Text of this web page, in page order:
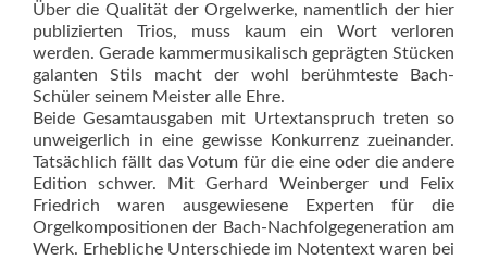
Über die Qualität der Orgelwerke, namentlich der hier
publizierten Trios, muss kaum ein Wort verloren
werden. Gerade kammermusikalisch geprägten Stücken
galanten Stils macht der wohl berühmteste Bach-
Schüler seinem Meister alle Ehre.
Beide Gesamtausgaben mit Urtextanspruch treten so
unweigerlich in eine gewisse Konkurrenz zueinander.
Tatsächlich fällt das Votum für die eine oder die andere
Edition schwer. Mit Gerhard Weinberger und Felix
Friedrich waren ausgewiesene Experten für die
Orgelkompositionen der Bach-Nachfolgegeneration am
Werk. Erhebliche Unterschiede im Notentext waren bei